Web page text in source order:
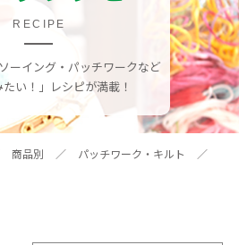
RECIPE
ーイング・パッチワークなど
たい！」レシピが満載！
商品別 ／ パッチワーク・キルト
／